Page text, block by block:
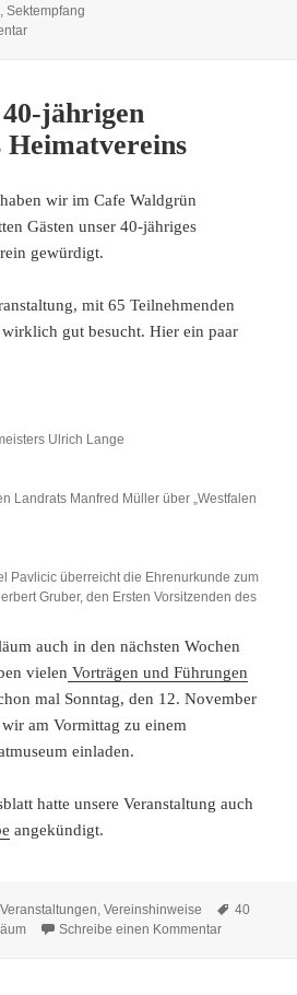
,Sektempfang
zu 12. November: Sektempfang im
jährigen
Heimatvereins
wir im Cafe Waldgrün
Gästen unser 40-jähriges
gewürdigt.
mit 65 Teilnehmenden
wirklich gut besucht. Hier ein paar
Ulrich Lange
Landrats Manfred Müller über „Westfalen
Pavlicic überreicht die Ehrenurkunde zum
Gruber, den Ersten Vorsitzenden des
auch in den nächsten Wochen
vielen Vorträgen und Führungen
mal Sonntag, den 12. November
am Vormittag zu einem
einladen.
hatte unsere Veranstaltung auch
angekündigt.
Kategorien
Veranstaltungen,Vereinshinweise
40
Schreibe einen Kommentarzu Festakt